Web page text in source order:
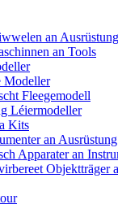
an Ausrüstung
an Tools
Modeller
Fleegemodell
Léiermodeller
Kits
an Ausrüstung
Apparater an
Objektträger